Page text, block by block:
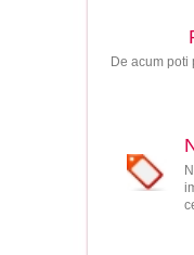
De acum poti